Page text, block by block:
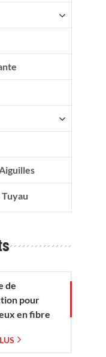
de
pour
en fibre
verre